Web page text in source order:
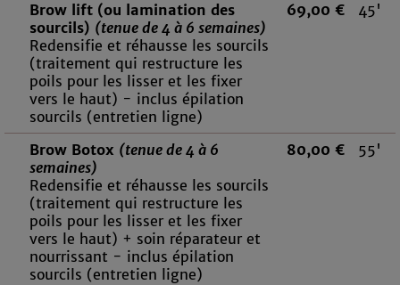
Brow lift (ou lamination des
sourcils) (tenue de 4 à 6 semaines)
Redensifie et réhausse les sourcils
(traitement qui restructure les
poils pour les lisser et les fixer
vers le haut) - inclus épilation
sourcils (entretien ligne)
69,00 € 45'
Brow Botox (tenue de 4 à 6
semaines)
Redensifie et réhausse les sourcils
(traitement qui restructure les
poils pour les lisser et les fixer
vers le haut) + soin réparateur et
nourrissant - inclus épilation
sourcils (entretien ligne)
80,00 € 55'